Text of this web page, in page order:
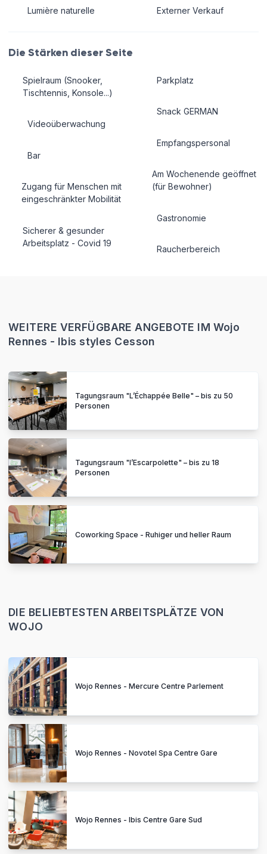
Lumière naturelle Externer Verkauf
Die Stärken dieser Seite
Spielraum (Snooker,
Tischtennis, Konsole...)
Videoüberwachung
Bar
Zugang für Menschen mit
eingeschränkter Mobilität
Sicherer & gesunder
Arbeitsplatz - Covid 19
Parkplatz
Snack GERMAN
Empfangspersonal
Am Wochenende geöffnet
(für Bewohner)
Gastronomie
Raucherbereich
WEITERE VERFÜGBARE ANGEBOTE IM Wojo
Rennes - Ibis styles Cesson
Tagungsraum "L’Échappée Belle" – bis zu 50
Personen
Tagungsraum "l’Escarpolette" – bis zu 18
Personen
Coworking Space - Ruhiger und heller Raum
DIE BELIEBTESTEN ARBEITSPLÄTZE VON
WOJO
Wojo Rennes - Mercure Centre Parlement
Wojo Rennes - Novotel Spa Centre Gare
Wojo Rennes - Ibis Centre Gare Sud